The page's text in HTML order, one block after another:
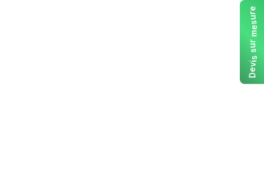
D
e
v
i
s
s
u
r
m
e
s
u
r
e